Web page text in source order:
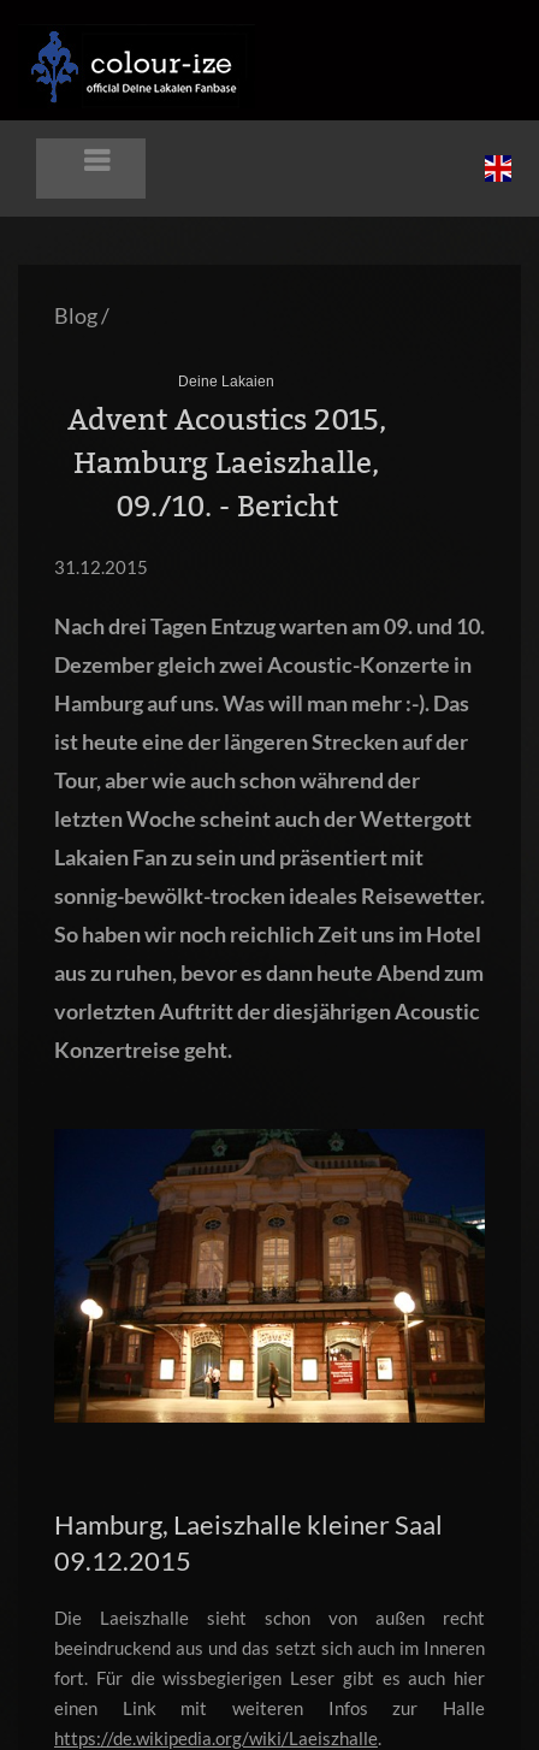
Blog/
Deine Lakaien
Advent Acoustics 2015,
Hamburg Laeiszhalle,
09./10. - Bericht
31.12.2015
Nach drei Tagen Entzug warten am 09. und 10.
Dezember gleich zwei Acoustic-Konzerte in
Hamburg auf uns. Was will man mehr :-). Das
ist heute eine der längeren Strecken auf der
Tour, aber wie auch schon während der
letzten Woche scheint auch der Wettergott
Lakaien Fan zu sein und präsentiert mit
sonnig-bewölkt-trocken ideales Reisewetter.
So haben wir noch reichlich Zeit uns im Hotel
aus zu ruhen, bevor es dann heute Abend zum
vorletzten Auftritt der diesjährigen Acoustic
Konzertreise geht.
Hamburg, Laeiszhalle kleiner Saal
09.12.2015
Die Laeiszhalle sieht schon von außen recht
beeindruckend aus und das setzt sich auch im Inneren
fort. Für die wissbegierigen Leser gibt es auch hier
einen Link mit weiteren Infos zur Halle
https://de.wikipedia.org/wiki/Laeiszhalle.